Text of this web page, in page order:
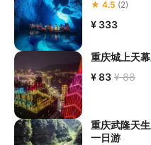
★ 4.5 (2)
¥ 333
重庆城上天
¥ 83 ¥ 88
重庆武隆天
一日游